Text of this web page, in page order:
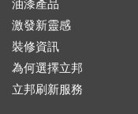
油漆產品
激發新靈感
裝修資訊
為何選擇立邦
立邦刷新服務